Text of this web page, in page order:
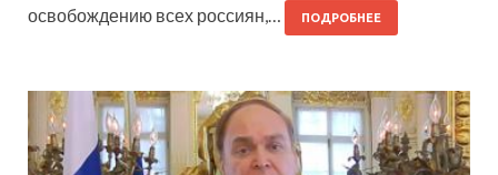
освобождению всех россиян,…
ПОДРОБНЕЕ